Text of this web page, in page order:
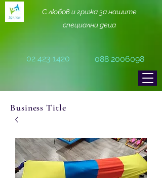
С любов и грижа за нашите
специални деца
02 423 1420 088 2006098
Business Title